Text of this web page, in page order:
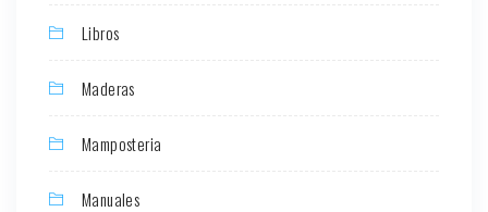
Libros
Maderas
Mamposteria
Manuales